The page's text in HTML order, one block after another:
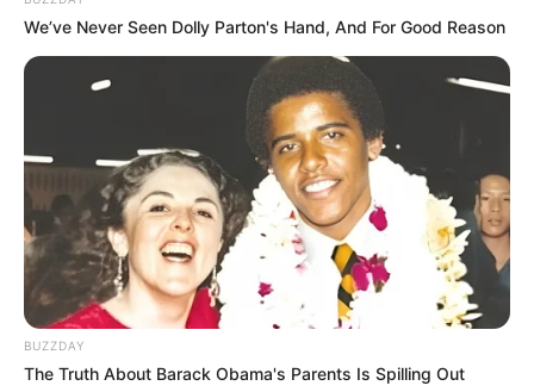
We’ve Never Seen Dolly Parton's Hand, And For Good Reason
BUZZDAY
The Truth About Barack Obama's Parents Is Spilling Out